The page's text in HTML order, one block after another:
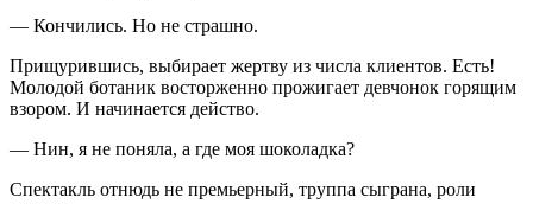
— Кончились. Но не страшно.
Прищурившись, выбирает жертву из числа клиентов. Есть!
Молодой ботаник восторженно прожигает девчонок горящим
взором. И начинается действо.
— Нин, я не поняла, а где моя шоколадка?
Спектакль отнюдь не премьерный, труппа сыграна, роли